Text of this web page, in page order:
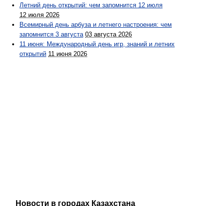
Летний день открытий: чем запомнится 12 июля
12 июля 2026
Всемирный день арбуза и летнего настроения: чем
запомнится 3 августа 03 августа 2026
11 июня: Международный день игр, знаний и летних
открытий 11 июня 2026
Новости в городах Казахстана